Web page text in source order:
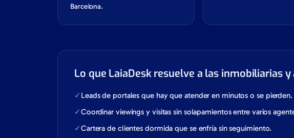
Barcelona.
Lo que LaiaDesk resuelve a las inmobiliarias
✓ Leads de portales que hay que atender en minutos o se pierden.
✓Coordinar viewings y visitas sin solapamientos entre varios
✓Cartera de clientes dormida que se enfría sin seguimiento.